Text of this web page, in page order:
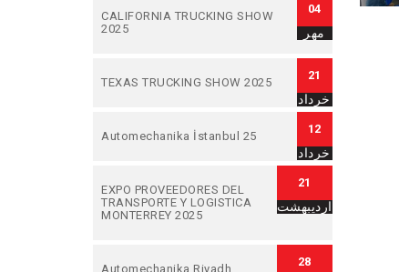
CALIFORNIA TRUCKING SHOW
2025
04
مهر
TEXAS TRUCKING SHOW 2025
21
خرداد
Automechanika İstanbul 25
12
خرداد
EXPO PROVEEDORES DEL
TRANSPORTE Y LOGISTICA
MONTERREY 2025
21
اردیبهشت
Automechanika Riyadh
28